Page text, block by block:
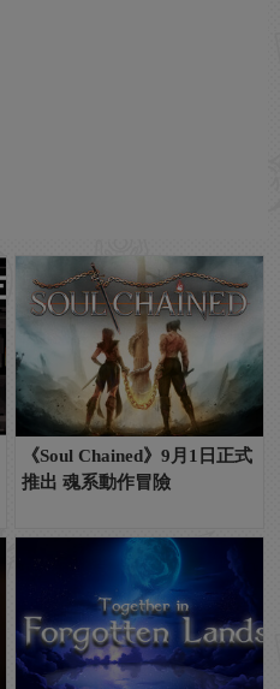
《Soul Chained》9月1日正式
推出 魂系動作冒險